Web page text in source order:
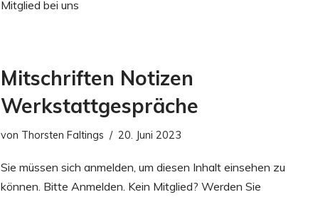
Mitglied bei uns
Mitschriften Notizen
Werkstattgespräche
von Thorsten Faltings 20. Juni 2023
Sie müssen sich anmelden, um diesen Inhalt einsehen zu
können. Bitte Anmelden. Kein Mitglied? Werden Sie